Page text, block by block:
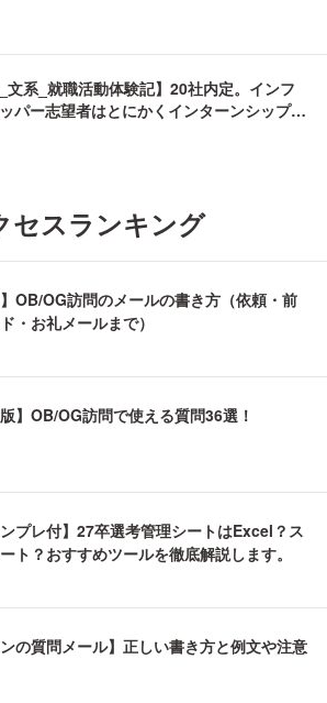
_文系_就職活動体験記】20社内定。インフ
パー志望者はとにかくインターンシップ×
セスランキング
】OB/OG訪問のメールの書き方（依頼・前
・お礼メールまで）
版】OB/OG訪問で使える質問36選！
ンプレ付】27卒選考管理シートはExcel？ス
ト？おすすめツールを徹底解説します。
ンの質問メール】正しい書き方と例文や注意